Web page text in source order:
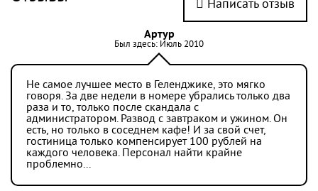
Написать отзыв
Артур
Был здесь: Июль 2010
Не самое лучшее место в Геленджике, это мягко
говоря. За две недели в номере убрались только два
раза и то, только после скандала с
администратором. Развод с завтраком и ужином. Он
есть, но только в соседнем кафе! И за свой счет,
гостиница только компенсирует 100 рублей на
каждого человека. Персонал найти крайне
проблемно...